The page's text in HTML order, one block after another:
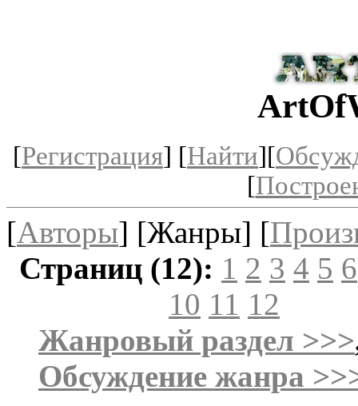
[Регистрация] [Найти][
[
[Авторы] [Жанры] [
Страниц (12): 1 2 3 4 5 6
10 11 12
Жанровый раздел >>>
Обсуждение жанра